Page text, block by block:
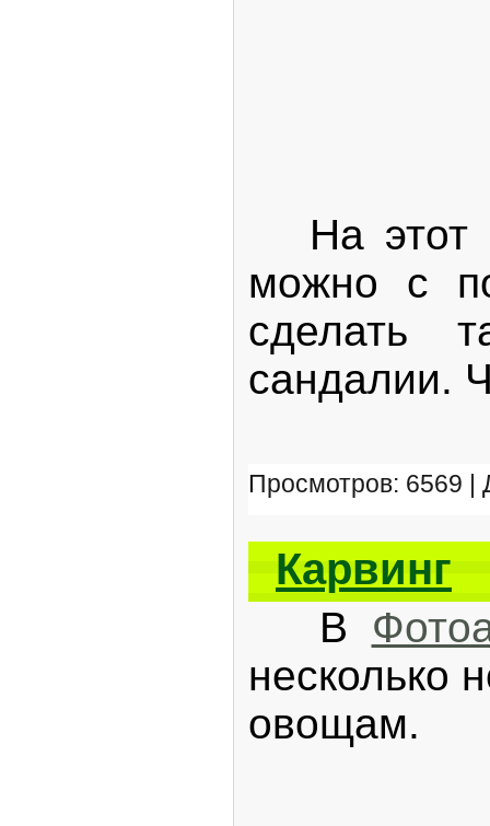
На этот
можно с
сделать
сандалии.
Просмотров: 6569 |
Карвинг
В
несколько
овощам.